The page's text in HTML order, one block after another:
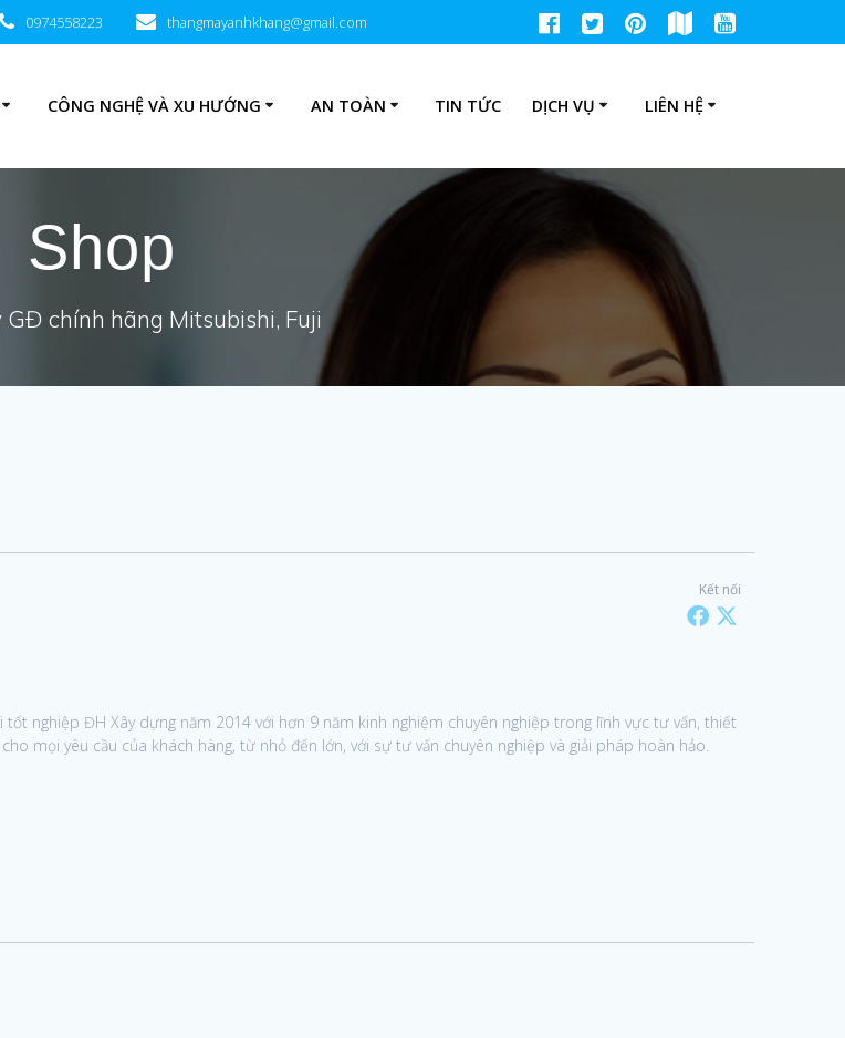
0974558223 thangmayanhkhang@gmail.com
CÔNG NGHỆ VÀ XU HƯỚNG AN TOÀN TIN TỨC DỊCH VỤ LIÊN HỆ
Shop
chính hãng Mitsubishi, Fuji
Kết nối
tốt nghiệp ĐH Xây dựng năm 2014 với hơn 9 năm kinh nghiệm chuyên nghiệp trong lĩnh vực tư vấn, thiết
mọi yêu cầu của khách hàng, từ nhỏ đến lớn, với sự tư vấn chuyên nghiệp và giải pháp hoàn hảo.